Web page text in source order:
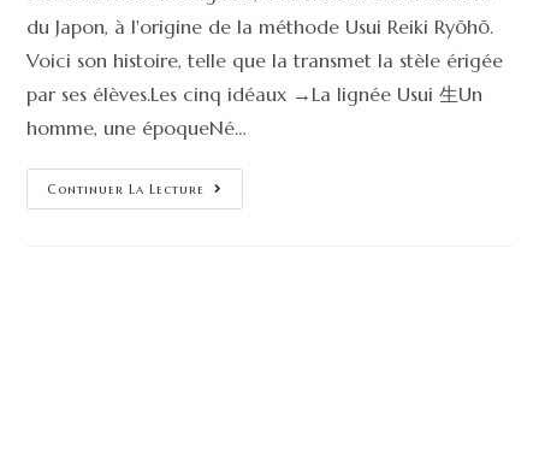
du Japon, à l'origine de la méthode Usui Reiki Ryōhō.
Voici son histoire, telle que la transmet la stèle érigée
par ses élèves.Les cinq idéaux →La lignée Usui 生Un
homme, une époqueNé…
Continuer La Lecture